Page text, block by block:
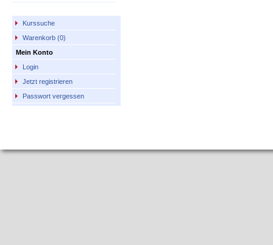
Kurssuche
Warenkorb (0)
Mein Konto
Login
Jetzt registrieren
Passwort vergessen